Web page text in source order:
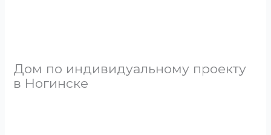
Дом по индивидуальному проекту
в Ногинске